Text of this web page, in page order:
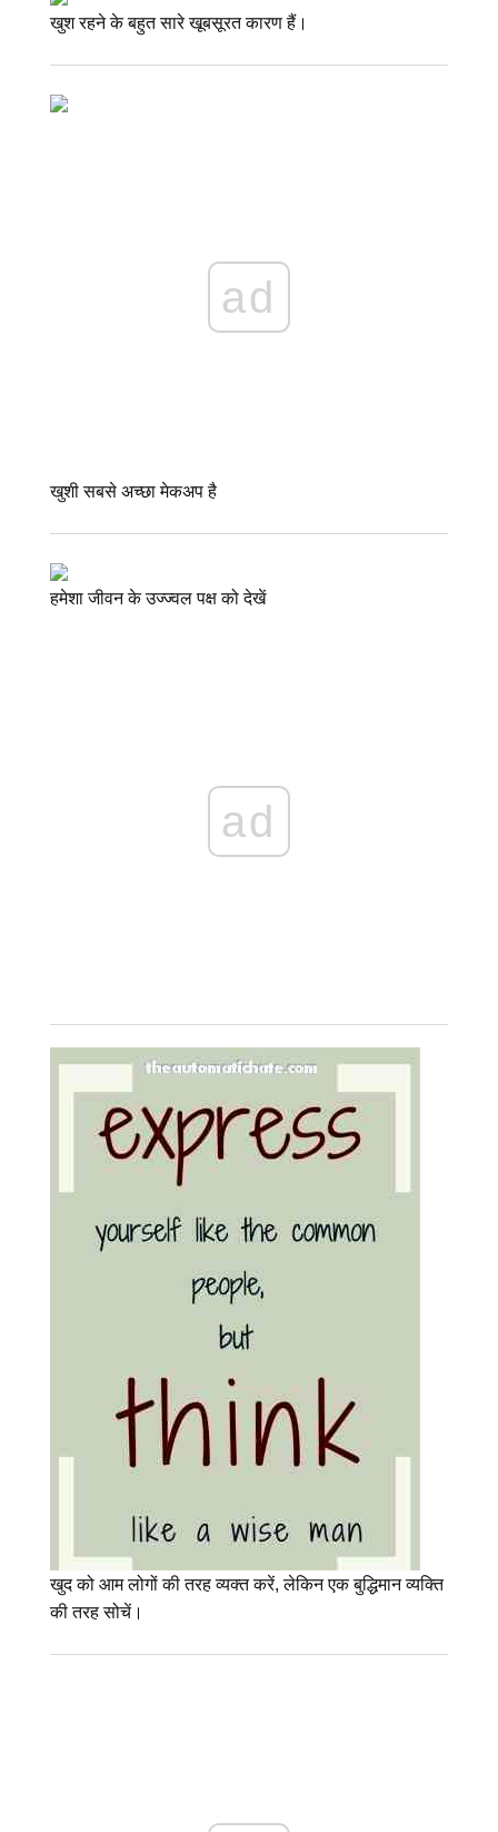
खुश रहने के बहुत सारे खूबसूरत कारण हैं।
ad
खुशी सबसे अच्छा मेकअप है
हमेशा जीवन के उज्ज्वल पक्ष को देखें
ad
खुद को आम लोगों की तरह व्यक्त करें, लेकिन एक बुद्धिमान व्यक्ति
की तरह सोचें।